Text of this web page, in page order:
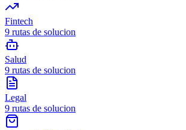
Fintech
9 rutas de solucion
Salud
9 rutas de solucion
Legal
9 rutas de solucion